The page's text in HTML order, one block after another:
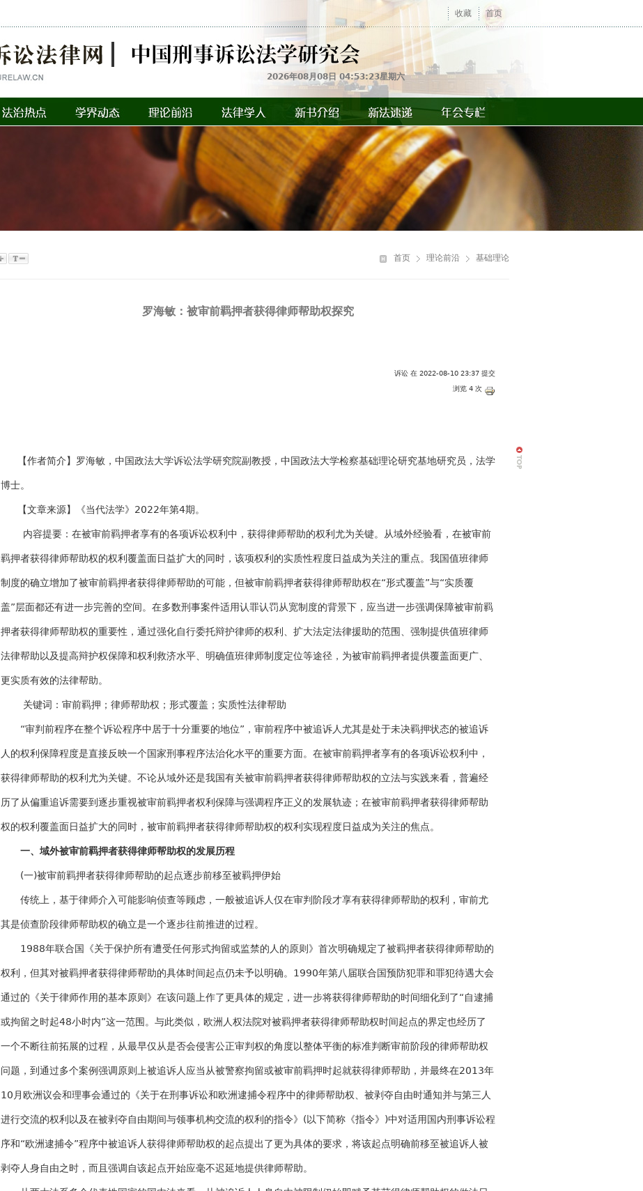
收藏 首页
2026年08月08日 04:53:23星期六
在
首页 理论前沿 基础理论
罗海敏：被审前羁押者获得律师帮助权探究
诉讼 在 2022-08-10 23:37 提交
浏览 4 次
【作者简介】罗海敏，中国政法大学诉讼法学研究院副教授，中国政法大学检察基础理论研究基地研究员，法学
博士。
【文章来源】《当代法学》2022年第4期。
内容提要：在被审前羁押者享有的各项诉讼权利中，获得律师帮助的权利尤为关键。从域外经验看，在被审前
羁押者获得律师帮助权的权利覆盖面日益扩大的同时，该项权利的实质性程度日益成为关注的重点。我国值班律师
制度的确立增加了被审前羁押者获得律师帮助的可能，但被审前羁押者获得律师帮助权在“形式覆盖”与“实质覆
盖”层面都还有进一步完善的空间。在多数刑事案件适用认罪认罚从宽制度的背景下，应当进一步强调保障被审前羁
押者获得律师帮助权的重要性，通过强化自行委托辩护律师的权利、扩大法定法律援助的范围、强制提供值班律师
法律帮助以及提高辩护权保障和权利救济水平、明确值班律师制度定位等途径，为被审前羁押者提供覆盖面更广、
更实质有效的法律帮助。
关键词：审前羁押；律师帮助权；形式覆盖；实质性法律帮助
“审判前程序在整个诉讼程序中居于十分重要的地位”，审前程序中被追诉人尤其是处于未决羁押状态的被追诉
人的权利保障程度是直接反映一个国家刑事程序法治化水平的重要方面。在被审前羁押者享有的各项诉讼权利中，
获得律师帮助的权利尤为关键。不论从域外还是我国有关被审前羁押者获得律师帮助权的立法与实践来看，普遍经
历了从偏重追诉需要到逐步重视被审前羁押者权利保障与强调程序正义的发展轨迹；在被审前羁押者获得律师帮助
权的权利覆盖面日益扩大的同时，被审前羁押者获得律师帮助权的权利实现程度日益成为关注的焦点。
一、域外被审前羁押者获得律师帮助权的发展历程
(一)被审前羁押者获得律师帮助的起点逐步前移至被羁押伊始
传统上，基于律师介入可能影响侦查等顾虑，一般被追诉人仅在审判阶段才享有获得律师帮助的权利，审前尤
其是侦查阶段律师帮助权的确立是一个逐步往前推进的过程。
1988年联合国《关于保护所有遭受任何形式拘留或监禁的人的原则》首次明确规定了被羁押者获得律师帮助的
权利，但其对被羁押者获得律师帮助的具体时间起点仍未予以明确。1990年第八届联合国预防犯罪和罪犯待遇大会
通过的《关于律师作用的基本原则》在该问题上作了更具体的规定，进一步将获得律师帮助的时间细化到了“自逮捕
或拘留之时起48小时内”这一范围。与此类似，欧洲人权法院对被羁押者获得律师帮助权时间起点的界定也经历了
一个不断往前拓展的过程，从最早仅从是否会侵害公正审判权的角度以整体平衡的标准判断审前阶段的律师帮助权
问题，到通过多个案例强调原则上被追诉人应当从被警察拘留或被审前羁押时起就获得律师帮助，并最终在2013年
10月欧洲议会和理事会通过的《关于在刑事诉讼和欧洲逮捕令程序中的律师帮助权、被剥夺自由时通知并与第三人
进行交流的权利以及在被剥夺自由期间与领事机构交流的权利的指令》(以下简称《指令》)中对适用国内刑事诉讼程
序和“欧洲逮捕令”程序中被追诉人获得律师帮助权的起点提出了更为具体的要求，将该起点明确前移至被追诉人被
剥夺人身自由之时，而且强调自该起点开始应毫不迟延地提供律师帮助。